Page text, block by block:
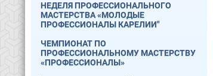
НЕДЕЛЯ ПРОФЕССИОНАЛЬНОГО
МАСТЕРСТВА «МОЛОДЫЕ
ПРОФЕССИОНАЛЫ КАРЕЛИИ"
ЧЕМПИОНАТ ПО
ПРОФЕССИОНАЛЬНОМУ МАСТЕРСТВУ
«ПРОФЕССИОНАЛЫ»